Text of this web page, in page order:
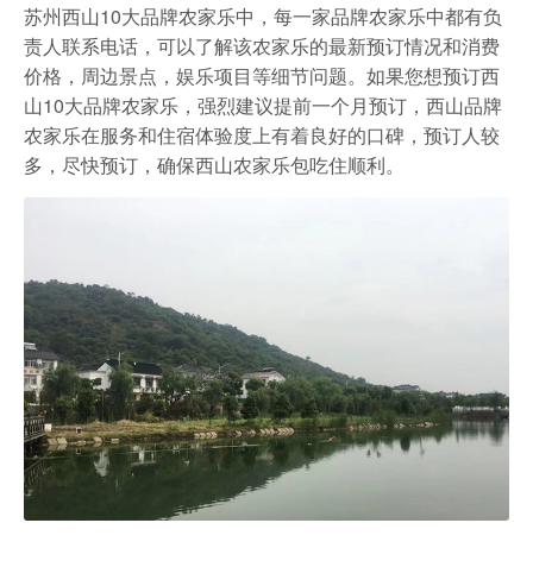
苏州西山10大品牌农家乐中，每一家品牌农家乐中都有负
责人联系电话，可以了解该农家乐的最新预订情况和消费
价格，周边景点，娱乐项目等细节问题。如果您想预订西
山10大品牌农家乐，强烈建议提前一个月预订，西山品牌
农家乐在服务和住宿体验度上有着良好的口碑，预订人较
多，尽快预订，确保西山农家乐包吃住顺利。